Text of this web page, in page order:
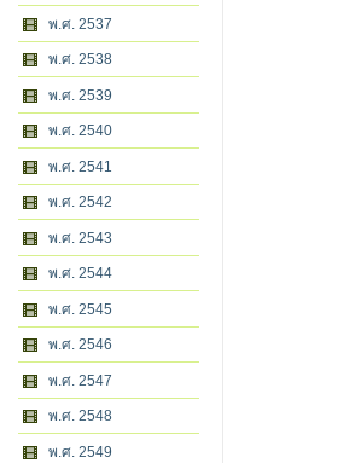
พ.ศ. 2537
พ.ศ. 2538
พ.ศ. 2539
พ.ศ. 2540
พ.ศ. 2541
พ.ศ. 2542
พ.ศ. 2543
พ.ศ. 2544
พ.ศ. 2545
พ.ศ. 2546
พ.ศ. 2547
พ.ศ. 2548
พ.ศ. 2549